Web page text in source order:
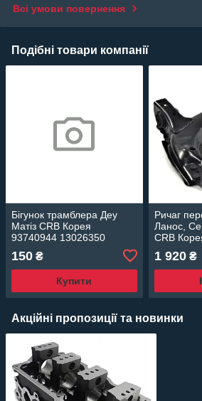
Всі умови повернення
Подібні товари компанії
Бігунок трамблера Деу
Матіз CRB Корея
93740944 13026350
150 ₴
Купити
Ричаг
Ланос,
CRB
1 920₴
Акційні пропозиції та новинки